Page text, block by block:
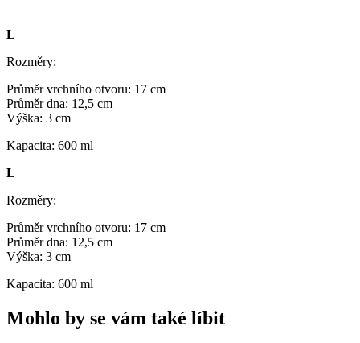
L
Rozměry:
Průměr vrchního otvoru: 17 cm
Průměr dna: 12,5 cm
Výška: 3 cm
Kapacita: 600 ml
L
Rozměry:
Průměr vrchního otvoru: 17 cm
Průměr dna: 12,5 cm
Výška: 3 cm
Kapacita: 600 ml
Mohlo by se vám také líbit